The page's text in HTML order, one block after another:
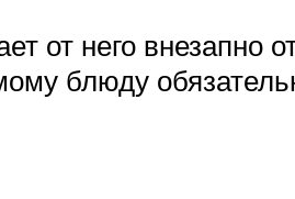
от него внезапно
блюду